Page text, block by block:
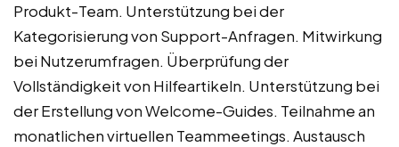
Produkt-Team. Unterstützung bei der
Kategorisierung von Support-Anfragen. Mitwirkung
bei Nutzerumfragen. Überprüfung der
Vollständigkeit von Hilfeartikeln. Unterstützung bei
der Erstellung von Welcome-Guides. Teilnahme an
monatlichen virtuellen Teammeetings. Austausch